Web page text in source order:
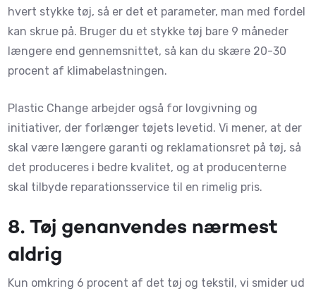
hvert stykke tøj, så er det et parameter, man med fordel
kan skrue på. Bruger du et stykke tøj bare 9 måneder
længere end gennemsnittet, så kan du skære 20-30
procent af klimabelastningen.
Plastic Change arbejder også for lovgivning og
initiativer, der forlænger tøjets levetid. Vi mener, at der
skal være længere garanti og reklamationsret på tøj, så
det produceres i bedre kvalitet, og at producenterne
skal tilbyde reparationsservice til en rimelig pris.
8.Tøj genanvendes nærmest
aldrig
Kun omkring 6 procent af det tøj og tekstil, vi smider ud